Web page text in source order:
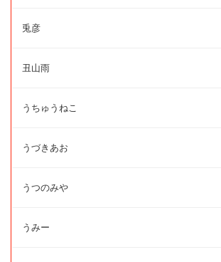
兎彦
丑山雨
うちゅうねこ
うづきあお
うつのみや
うみー